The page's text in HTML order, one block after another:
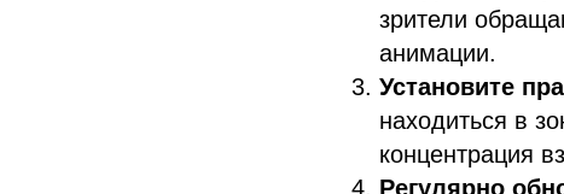
зрители
анимации.
Установите
находиться в
концентрация
Регулярно